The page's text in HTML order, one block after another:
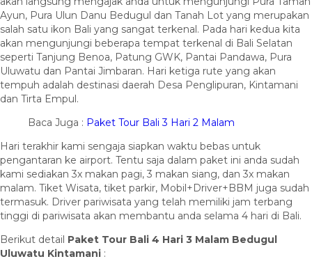
Ayun, Pura Ulun Danu Bedugul dan Tanah Lot yang merupakan
salah satu ikon Bali yang sangat terkenal. Pada hari kedua kita
akan mengunjungi beberapa tempat terkenal di Bali Selatan
seperti Tanjung Benoa, Patung GWK, Pantai Pandawa, Pura
Uluwatu dan Pantai Jimbaran. Hari ketiga rute yang akan
tempuh adalah destinasi daerah Desa Penglipuran, Kintamani
dan Tirta Empul.
Baca Juga : Paket Tour Bali 3 Hari 2 Malam
Hari terakhir kami sengaja siapkan waktu bebas untuk
pengantaran ke airport. Tentu saja dalam paket ini anda sudah
kami sediakan 3x makan pagi, 3 makan siang, dan 3x makan
malam. Tiket Wisata, tiket parkir, Mobil+Driver+BBM juga sudah
termasuk. Driver pariwisata yang telah memiliki jam terbang
tinggi di pariwisata akan membantu anda selama 4 hari di Bali.
Berikut detail Paket Tour Bali 4 Hari 3 Malam Bedugul
Uluwatu Kintamani :